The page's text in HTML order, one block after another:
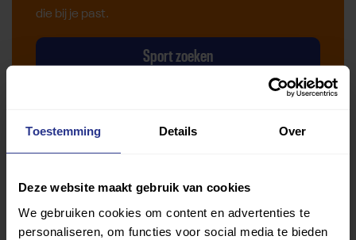
Toestemming Details Over
Deze website maakt gebruik van cookies
We gebruiken cookies om content en advertenties te
personaliseren, om functies voor social media te bieden
die bij je past.
Sport zoeken
Ervaringen Esports Gezondheid Inspiratie